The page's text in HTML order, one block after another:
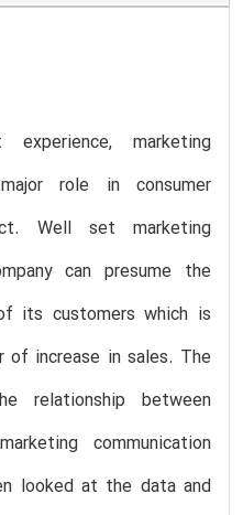
marketing
role in consumer
Well set marketing
can presume the
its customers which is
increase in sales. The
relationship between
communication
looked at the data and